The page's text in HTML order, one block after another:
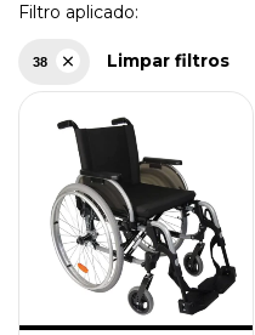
Filtro aplicado:
38 Limpar filtros